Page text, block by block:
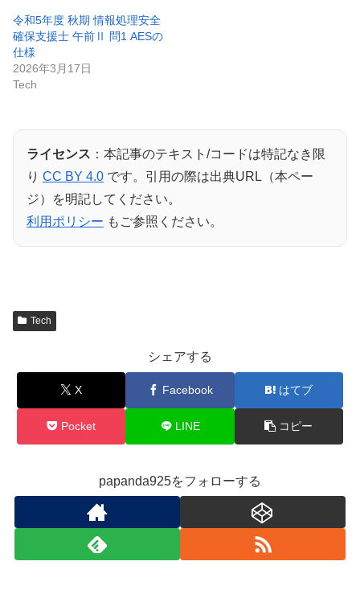
令和5年度 秋期 情報処理安全
確保支援士 午前Ⅱ 問1 AESの
仕様
2026年3月17日
Tech
ライセンス ：本記事のテキスト/コードは特記なき限
り CC BY 4.0 です。引用の際は出典URL（本ペー
ジ）を明記してください。
利用ポリシー もご参照ください。
Tech
シェアする
X Facebook はてブ
Pocket LINE コピー
papanda925をフォローする